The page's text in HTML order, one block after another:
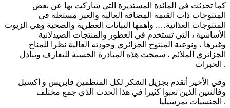
كما تحدثت في المائدة المستديرة التي شاركت بها عن بعض
المنتوجات ذات القيمة المضافة العالية والغير مستغلة في
المنتوجات الغذائية…. وأهمها النباتات العطرية والصحية وهي الزيوت
الأساسية ، التي تستخدم في العطور والمنتجات الصيدلانية
وغيرها ، ونوعية المنتوج الجزائري وجودته العالية نظرا للمناخ
الجزائري الملائم ، سمحت هذه المبادرة الحسنة للتعارف وتبادل
الخبرات .
وفي الأخير أتقدم بجزيل الشكر لكل المنظمين فابريس و أكسيل
وفالنتين الذين تعبوا كثيرا في هذا الحدث الذي جمع مختلف
الجنسيات بمرسيليا .